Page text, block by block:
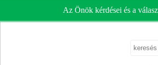
Az Önök kérdései és a